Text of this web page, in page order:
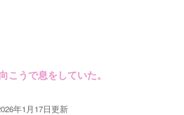
こうで息をしていた。
年1月17日更新